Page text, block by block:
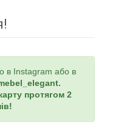
в Instagram або в
.
протягом 2